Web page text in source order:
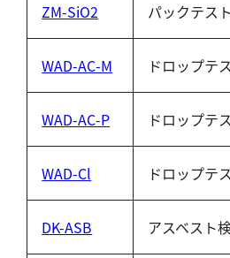
ZM-SiO2 パックテス
WAD-AC-M ドロップテ
WAD-AC-P ドロップテ
WAD-Cl ドロップテ
DK-ASB アスベスト